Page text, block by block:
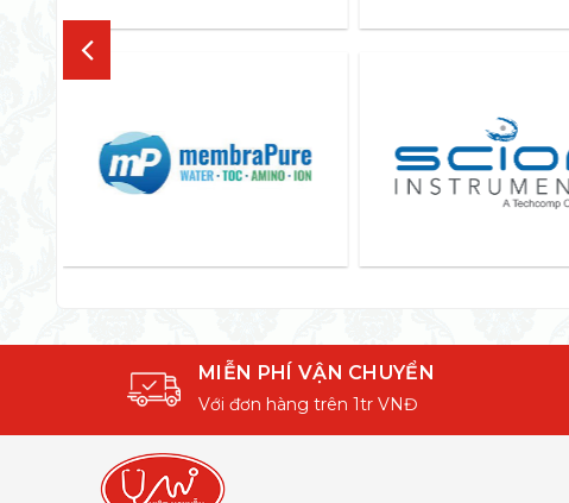
MIỄN PHÍ VẬN CHUYỂN
Với đơn hàng trên 1tr VNĐ